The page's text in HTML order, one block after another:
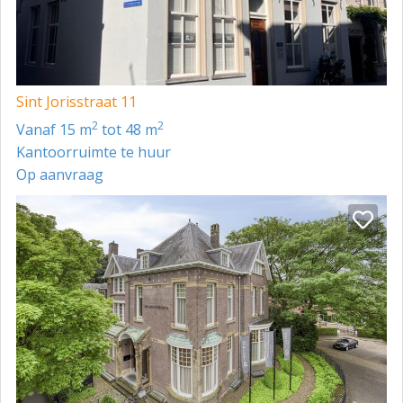
Sint Jorisstraat 11
vanaf 15 m2 tot 48 m2
Kantoorruimte te huur
Op aanvraag